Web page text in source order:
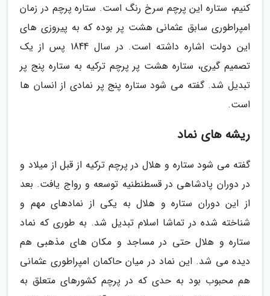
کنیم، ستاره این پرچم سرخ رنگ است. ستاره پرچم در زمان
امپراطوری سابق عثمانی هشت پر بوده که به پیروزی های
این دولت اشاره داشته است. در سال 1844 پس از یک
تصمیم گیری، ستاره هشت پر پرچم ترکیه به ستاره پنج پر
تبدیل شد. گفته می شود ستاره پنج پر نمادی از انسان ها
است.
ریشه های نماد
گفته می شود ستاره و هلال در پرچم ترکیه از قبل از میلاد و
در دوران پادشاهی در قسطنطنیه توسعه و رواج یافت. بعد
از این دوران ستاره و هلال به یکی از نمادهای مهم و
شناخته شده در تماشا اسلام تبدیل شد. به طوری که نماد
ستاره و هلال حتی در مساجد و مکان های مذهبی هم
دیده می شد. این نماد در میان حاکمان امپراطوری عثمانی
هم محبوب بود به حدی که در پرچم کشورهای متعلق به